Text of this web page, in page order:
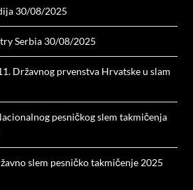
30/08/2025
Serbia 30/08/2025
Državnog prvenstva Hrvatske u slam
pesničkog slem takmičenja
slem pesničko takmičenje 2025